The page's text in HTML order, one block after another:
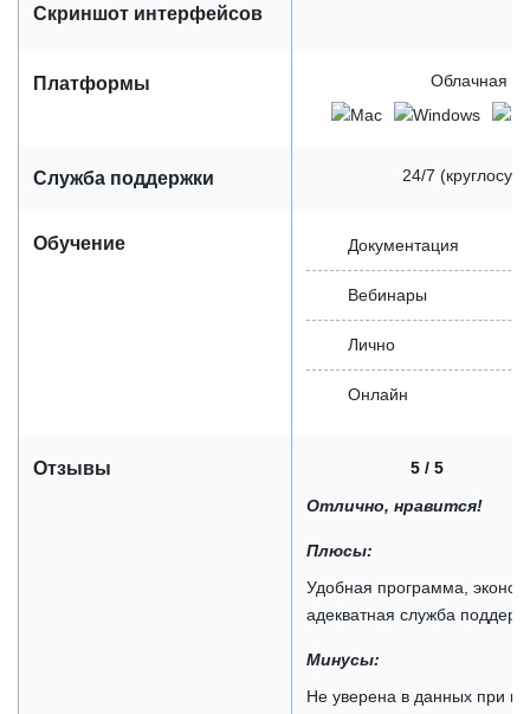
Скриншот интерфейсов
Платформы Облачная /
Служба поддержки 24/7
Обучение Документация
Вебинары
Лично
Онлайн
Отзывы
5 / 5
Отлично, нравится!
Плюсы:
Удобная программа,
адекватная служба
Минусы:
Не уверена в данных при